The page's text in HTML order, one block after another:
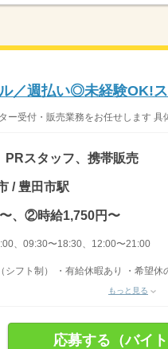
／週払い◎未経験OK!
ー受付・販売業務をお任せします
スタッフ、携帯販売
/ 豊田市駅
、②時給1,750円〜
、09:30〜18:30、12:00〜21:00
シフト制） ・有給休暇あり ・希望
もっと見る
応募する（バイト